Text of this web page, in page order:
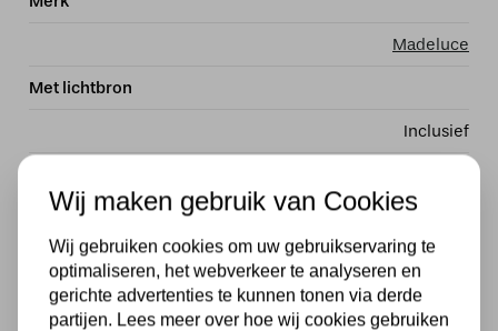
Madeluce
Met lichtbron
Inclusief
Fitting
Wij maken gebruik van Cookies
Wij gebruiken cookies om uw gebruikservaring te
optimaliseren, het webverkeer te analyseren en
gerichte advertenties te kunnen tonen via derde
partijen. Lees meer over hoe wij cookies gebruiken